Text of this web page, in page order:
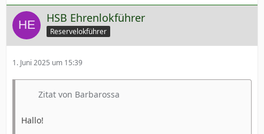
HSB Ehrenlokführer
Reservelokführer
1. Juni 2025 um 15:39
Zitat von Barbarossa
Hallo!